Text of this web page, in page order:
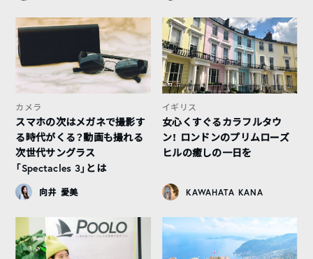
カメラ
スマホの次はメガネで撮影す
る時代がくる？動画も撮れる
次世代サングラス
「Spectacles 3」とは
向井 愛美
イギリス
女心くすぐるカラフルタウ
ン！ ロンドンのプリムローズ
ヒルの癒しの一日を
KAWAHATA KANA